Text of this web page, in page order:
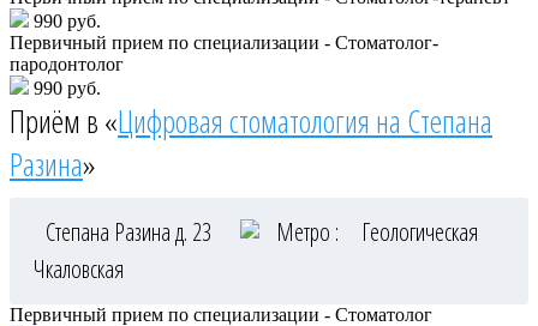
990 руб.
Первичный прием по специализации - Стоматолог-
пародонтолог
990 руб.
Приём в «Цифровая стоматология на Степана
Разина»
Степана Разина д. 23 Метро :
Геологическая
Чкаловская
Первичный прием по специализации - Стоматолог